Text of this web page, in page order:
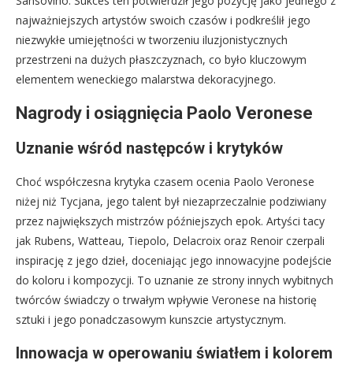
najważniejszych artystów swoich czasów i podkreślił jego
niezwykłe umiejętności w tworzeniu iluzjonistycznych
przestrzeni na dużych płaszczyznach, co było kluczowym
elementem weneckiego malarstwa dekoracyjnego.
Nagrody i osiągnięcia Paolo Veronese
Uznanie wśród następców i krytyków
Choć współczesna krytyka czasem ocenia Paolo Veronese
niżej niż Tycjana, jego talent był niezaprzeczalnie podziwiany
przez największych mistrzów późniejszych epok. Artyści tacy
jak Rubens, Watteau, Tiepolo, Delacroix oraz Renoir czerpali
inspirację z jego dzieł, doceniając jego innowacyjne podejście
do koloru i kompozycji. To uznanie ze strony innych wybitnych
twórców świadczy o trwałym wpływie Veronese na historię
sztuki i jego ponadczasowym kunszcie artystycznym.
Innowacja w operowaniu światłem i kolorem